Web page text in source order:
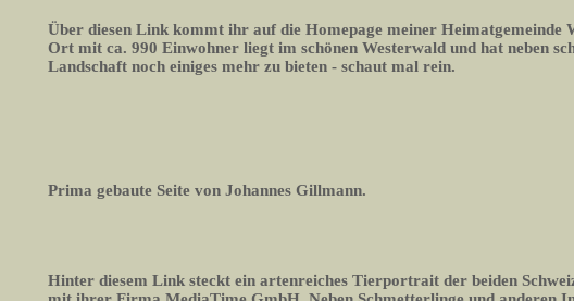
Über diesen Link kommt ihr auf die Homepage meiner Heimatgemeinde
Ort mit ca. 990 Einwohner liegt im schönen Westerwald und hat neben
Landschaft noch einiges mehr zu bieten - schaut mal rein.
Prima gebaute Seite von Johannes Gillmann.
Hinter diesem Link steckt ein artenreiches Tierportrait der beiden